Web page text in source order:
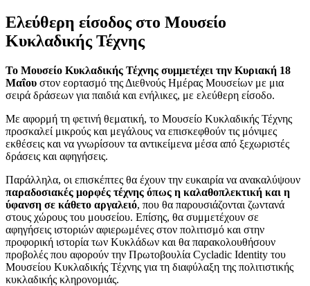
Ελεύθερη είσοδος στο Μουσείο
Κυκλαδικής Τέχνης
Το Μουσείο Κυκλαδικής Τέχνης συμμετέχει την Κυριακή 18
Μαΐου στον εορτασμό της Διεθνούς Ημέρας Μουσείων με μια
σειρά δράσεων για παιδιά και ενήλικες, με ελεύθερη είσοδο.
Με αφορμή τη φετινή θεματική, το Μουσείο Κυκλαδικής Τέχνης
προσκαλεί μικρούς και μεγάλους να επισκεφθούν τις μόνιμες
εκθέσεις και να γνωρίσουν τα αντικείμενα μέσα από ξεχωριστές
δράσεις και αφηγήσεις.
Παράλληλα, οι επισκέπτες θα έχουν την ευκαιρία να ανακαλύψουν
παραδοσιακές μορφές τέχνης όπως η καλαθοπλεκτική και η
ύφανση σε κάθετο αργαλειό, που θα παρουσιάζονται ζωντανά
στους χώρους του μουσείου. Επίσης, θα συμμετέχουν σε
αφηγήσεις ιστοριών αφιερωμένες στον πολιτισμό και στην
προφορική ιστορία των Κυκλάδων και θα παρακολουθήσουν
προβολές που αφορούν την Πρωτοβουλία Cycladic Identity του
Μουσείου Κυκλαδικής Τέχνης για τη διαφύλαξη της πολιτιστικής
κυκλαδικής κληρονομιάς.